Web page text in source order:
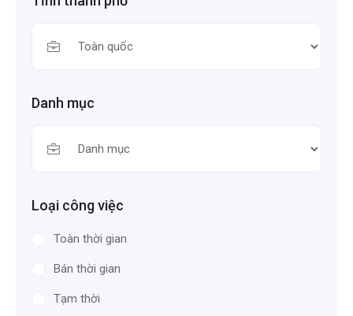
Danh mục
Loại công việc
Toàn thời gian
Bán thời gian
Tạm thời